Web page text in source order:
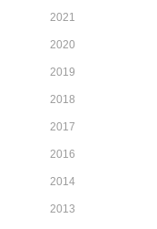
2021
2020
2019
2018
2017
2016
2014
2013